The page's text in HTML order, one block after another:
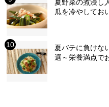
夏野菜の煮浸し
瓜を冷やしてお
夏バテに負けな
選～栄養満点で